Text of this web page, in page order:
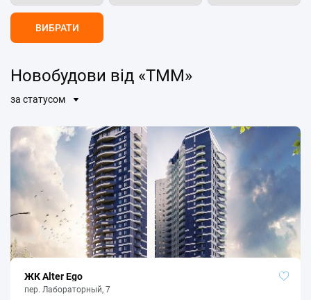
ВИБРАТИ
Новобудови від «ТММ»
за статусом
ЖК Alter Ego
пер. Лабораторный, 7